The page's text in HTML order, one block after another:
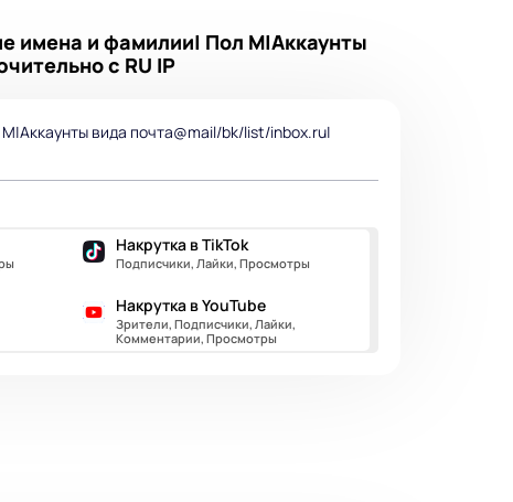
имена и фамилии| Пол М|Аккаунты
с RU IP
вида почта@mail/bk/list/inbox.ru|
Накрутка в TikTok
Подписчики, Лайки, Просмотры
Накрутка в YouTube
Зрители, Подписчики, Лайки,
Комментарии, Просмотры